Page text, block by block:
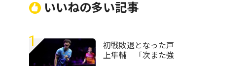
いいねの多い記事
1
初戦敗退となった戸
上隼輔 「次また強